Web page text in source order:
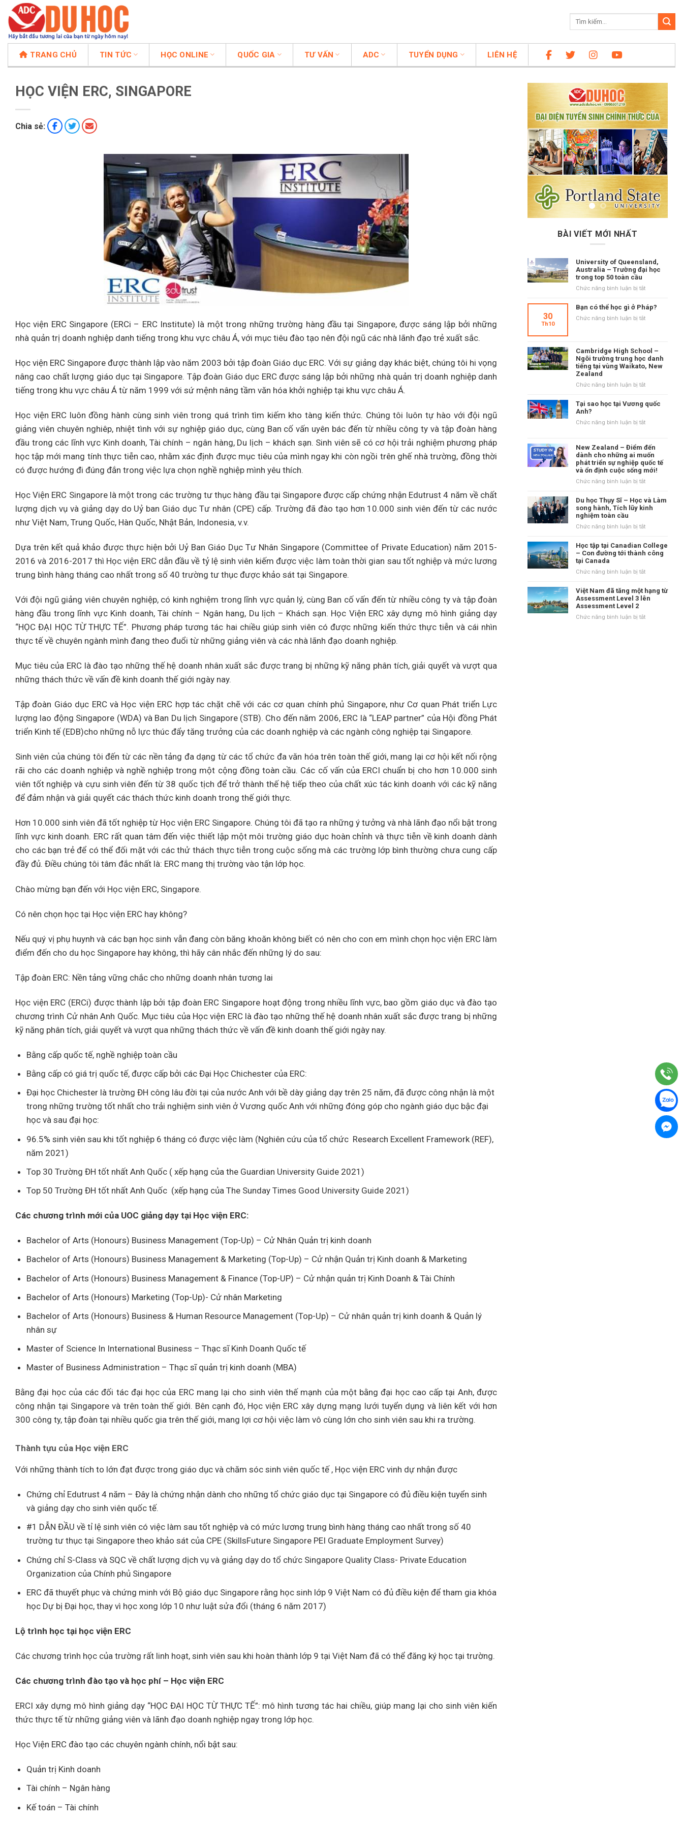
Chuyển
đến
nội
dung
TRANG CHỦ TIN TỨC HỌC ONLINE QUỐC GIA TƯ VẤN ADC TUYỂN DỤNG LIÊN HỆ
HỌC VIỆN ERC, SINGAPORE
Chia sẻ:
Học viện ERC Singapore (ERCi – ERC Institute) là một trong những trường hàng đầu tại Singapore, được sáng lập bởi những
nhà quản trị doanh nghiệp danh tiếng trong khu vực châu Á, với mục tiêu đào tạo nên đội ngũ các nhà lãnh đạo trẻ xuất sắc.
Học viện ERC Singapore được thành lập vào năm 2003 bởi tập đoàn Giáo dục ERC. Với sự giảng dạy khác biệt, chúng tôi hi vọng
nâng cao chất lượng giáo dục tại Singapore. Tập đoàn Giáo dục ERC được sáng lập bởi những nhà quản trị doanh nghiệp danh
tiếng trong khu vực châu Á từ năm 1999 với sứ mệnh nâng tầm văn hóa khởi nghiệp tại khu vực châu Á.
Học viện ERC luôn đồng hành cùng sinh viên trong quá trình tìm kiếm kho tàng kiến thức. Chúng tôi luôn tự hào với đội ngũ
giảng viên chuyên nghiêp, nhiệt tình với sự nghiệp giáo dục, cùng Ban cố vấn uyên bác đến từ nhiều công ty và tập đoàn hàng
đầu trong các lĩnh vực Kinh doanh, Tài chính – ngân hàng, Du lịch – khách sạn. Sinh viên sẽ có cơ hội trải nghiệm phương pháp
học tập mới mang tính thực tiễn cao, nhằm xác định được mục tiêu của mình ngay khi còn ngồi trên ghế nhà trường, đồng thời
có được hướng đi đúng đắn trong việc lựa chọn nghề nghiệp mình yêu thích.
Học Viện ERC Singapore là một trong các trường tư thục hàng đầu tại Singapore được cấp chứng nhận Edutrust 4 năm về chất
lượng dịch vụ và giảng dạy do Uỷ ban Giáo dục Tư nhân (CPE) cấp. Trường đã đào tạo hơn 10.000 sinh viên đến từ các nước
như Việt Nam, Trung Quốc, Hàn Quốc, Nhật Bản, Indonesia, v.v.
Dựa trên kết quả khảo được thực hiện bởi Uỷ Ban Giáo Dục Tư Nhân Singapore (Committee of Private Education) năm 2015-
2016 và 2016-2017 thì Học viện ERC dẫn đầu về tỷ lệ sinh viên kiếm được việc làm toàn thời gian sau tốt nghiệp và mức lương
trung bình hàng tháng cao nhất trong số 40 trường tư thục được khảo sát tại Singapore.
Với đội ngũ giảng viên chuyên nghiệp, có kinh nghiệm trong lĩnh vực quản lý, cùng Ban cố vấn đến từ nhiều công ty và tập đoàn
hàng đầu trong lĩnh vực Kinh doanh, Tài chính – Ngân hang, Du lịch – Khách sạn. Học Viện ERC xây dựng mô hình giảng dạy
“HỌC ĐẠI HỌC TỪ THỰC TẾ”. Phương pháp tương tác hai chiều giúp sinh viên có được những kiến thức thực tiễn và cái nhìn
thực tế về chuyên ngành mình đang theo đuổi từ những giảng viên và các nhà lãnh đạo doanh nghiệp.
Mục tiêu của ERC là đào tạo những thế hệ doanh nhân xuất sắc được trang bị những kỹ năng phân tích, giải quyết và vượt qua
những thách thức về vấn đề kinh doanh thế giới ngày nay.
Tập đoàn Giáo dục ERC và Học viện ERC hợp tác chặt chẽ với các cơ quan chính phủ Singapore, như Cơ quan Phát triển Lực
lượng lao động Singapore (WDA) và Ban Du lịch Singapore (STB). Cho đến năm 2006, ERC là “LEAP partner” của Hội đồng Phát
triển Kinh tế (EDB)cho những nỗ lực thúc đẩy tăng trưởng của các doanh nghiệp và các ngành công nghiệp tại Singapore.
Sinh viên của chúng tôi đến từ các nền tảng đa dạng từ các tổ chức đa văn hóa trên toàn thế giới, mang lại cơ hội kết nối rộng
rãi cho các doanh nghiệp và nghề nghiệp trong một cộng đồng toàn cầu. Các cố vấn của ERCI chuẩn bị cho hơn 10.000 sinh
viên tốt nghiệp và cựu sinh viên đến từ 38 quốc tịch để trở thành thế hệ tiếp theo của chất xúc tác kinh doanh với các kỹ năng
để đảm nhận và giải quyết các thách thức kinh doanh trong thế giới thực.
Hơn 10.000 sinh viên đã tốt nghiệp từ Học viện ERC Singapore. Chúng tôi đã tạo ra những ý tưởng và nhà lãnh đạo nổi bật trong
lĩnh vực kinh doanh. ERC rất quan tâm đến việc thiết lập một môi trường giáo dục hoàn chỉnh và thực tiễn về kinh doanh dành
cho các bạn trẻ để có thể đối mặt với các thử thách thực tiễn trong cuộc sống mà các trường lớp bình thường chưa cung cấp
đầy đủ. Điều chúng tôi tâm đắc nhất là: ERC mang thị trường vào tận lớp học.
Chào mừng bạn đến với Học viện ERC, Singapore.
Có nên chọn học tại Học viện ERC hay không?
Nếu quý vị phụ huynh và các bạn học sinh vẫn đang còn băng khoăn không biết có nên cho con em mình chọn học viện ERC làm
điểm đến cho du học Singapore hay không, thì hãy cân nhắc đến những lý do sau:
Tập đoàn ERC: Nền tảng vững chắc cho những doanh nhân tương lai
Học viện ERC (ERCi) được thành lập bởi tập đoàn ERC Singapore hoạt động trong nhiều lĩnh vực, bao gồm giáo dục và đào tạo
chương trình Cử nhân Anh Quốc. Mục tiêu của Học viện ERC là đào tạo những thế hệ doanh nhân xuất sắc được trang bị những
kỹ năng phân tích, giải quyết và vượt qua những thách thức về vấn đề kinh doanh thế giới ngày nay.
Bằng cấp quốc tế, nghề nghiệp toàn cầu
Bằng cấp có giá trị quốc tế, được cấp bởi các Đại Học Chichester của ERC:
Đại học Chichester là trường ĐH công lâu đời tại của nước Anh với bề dày giảng dạy trên 25 năm, đã được công nhận là một
trong những trường tốt nhất cho trải nghiệm sinh viên ở Vương quốc Anh với những đóng góp cho ngành giáo dục bậc đại
học và sau đại học:
96.5% sinh viên sau khi tốt nghiệp 6 tháng có được việc làm (Nghiên cứu của tổ chức Research Excellent Framework (REF),
năm 2021)
Top 30 Trường ĐH tốt nhất Anh Quốc ( xếp hạng của the Guardian University Guide 2021)
Top 50 Trường ĐH tốt nhất Anh Quốc (xếp hạng của The Sunday Times Good University Guide 2021)
Các chương trình mới của UOC giảng dạy tại Học viện ERC:
Bachelor of Arts (Honours) Business Management (Top-Up) – Cử Nhân Quản trị kinh doanh
Bachelor of Arts (Honours) Business Management & Marketing (Top-Up) – Cử nhận Quản trị Kinh doanh & Marketing
Bachelor of Arts (Honours) Business Management & Finance (Top-UP) – Cử nhận quản trị Kinh Doanh & Tài Chính
Bachelor of Arts (Honours) Marketing (Top-Up)- Cử nhân Marketing
Bachelor of Arts (Honours) Business & Human Resource Management (Top-Up) – Cử nhân quản trị kinh doanh & Quản lý
nhân sự
Master of Science In International Business – Thạc sĩ Kinh Doanh Quốc tế
Master of Business Administration – Thạc sĩ quản trị kinh doanh (MBA)
Bằng đại học của các đối tác đại học của ERC mang lại cho sinh viên thế mạnh của một bằng đại học cao cấp tại Anh, được
công nhận tại Singapore và trên toàn thế giới. Bên cạnh đó, Học viện ERC xây dựng mạng lưới tuyển dụng và liên kết với hơn
300 công ty, tập đoàn tại nhiều quốc gia trên thế giới, mang lợi cơ hội việc làm vô cùng lớn cho sinh viên sau khi ra trường.
Thành tựu của Học viện ERC
Với những thành tích to lớn đạt được trong giáo dục và chăm sóc sinh viên quốc tế , Học viện ERC vinh dự nhận được
Chứng chỉ Edutrust 4 năm – Đây là chứng nhận dành cho những tổ chức giáo dục tại Singapore có đủ điều kiện tuyển sinh
và giảng dạy cho sinh viên quốc tế.
#1 DẪN ĐẦU về tỉ lệ sinh viên có việc làm sau tốt nghiệp và có mức lương trung bình hàng tháng cao nhất trong số 40
trường tư thục tại Singapore theo khảo sát của CPE (SkillsFuture Singapore PEI Graduate Employment Survey)
Chứng chỉ S-Class và SQC về chất lượng dịch vụ và giảng dạy do tổ chức Singapore Quality Class- Private Education
Organization của Chính phủ Singapore
ERC đã thuyết phục và chứng minh với Bộ giáo dục Singapore rằng học sinh lớp 9 Việt Nam có đủ điều kiện để tham gia khóa
học Dự bị Đại học, thay vì học xong lớp 10 như luật sửa đổi (tháng 6 năm 2017)
Lộ trình học tại học viện ERC
Các chương trình học của trường rất linh hoạt, sinh viên sau khi hoàn thành lớp 9 tại Việt Nam đã có thể đăng ký học tại trường.
Các chương trình đào tạo và học phí – Học viện ERC
ERCI xây dựng mô hình giảng dạy “HỌC ĐẠI HỌC TỪ THỰC TẾ”: mô hình tương tác hai chiều, giúp mang lại cho sinh viên kiến
thức thực tế từ những giảng viên và lãnh đạo doanh nghiệp ngay trong lớp học.
Học Viện ERC đào tạo các chuyên ngành chính, nổi bật sau:
Quản trị Kinh doanh
Tài chính – Ngân hàng
Kế toán – Tài chính
BÀI VIẾT MỚI NHẤT
University of Queensland,
Australia – Trường đại học
trong top 50 toàn cầu
Chức năng bình luận bị tắtở
of
đại
học
trong
50
cầu
30
Th10
Bạn có thể học gì ở Pháp?
Chức năng bình luận bị tắtở
học
gì
ở
Cambridge High School –
Ngôi trường trung học danh
tiếng tại vùng Waikato, New
Zealand
Chức năng bình luận bị tắtở
High
trung
học
danh
tiếng
tại
Waikato,
New
Tại sao học tại Vương quốc
Anh?
Chức năng bình luận bị tắtở
học
tại
Vương
quốc
Anh?
New Zealand – Điểm đến
dành cho những ai muốn
phát triển sự nghiệp quốc tế
và ổn định cuộc sống mới!
Chức năng bình luận bị tắtở
Zealand
–
đến
cho
những
sự
nghiệp
tế
Du học Thụy Sĩ – Học và Làm
song hành, Tích lũy kinh
nghiệm toàn cầu
Chức năng bình luận bị tắtở
học
Thụy
–
và
Làm
Học tập tại Canadian College
– Con đường tới thành công
tại Canada
Chức năng bình luận bị tắtở
tập
tại
College
Việt Nam đã tăng một hạng từ
Assessment Level 3 lên
Assessment Level 2
Chức năng bình luận bị tắtở